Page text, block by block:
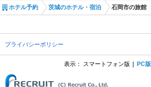
ホテル予約 茨城のホテル・宿泊 石岡市の旅館
プライバシーポリシー
表示： スマートフォン版 PC版